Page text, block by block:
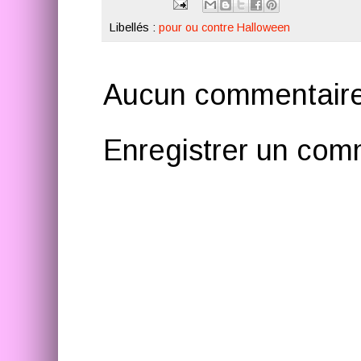
Libellés : pour ou contre Halloween
Aucun
Enregistrer un